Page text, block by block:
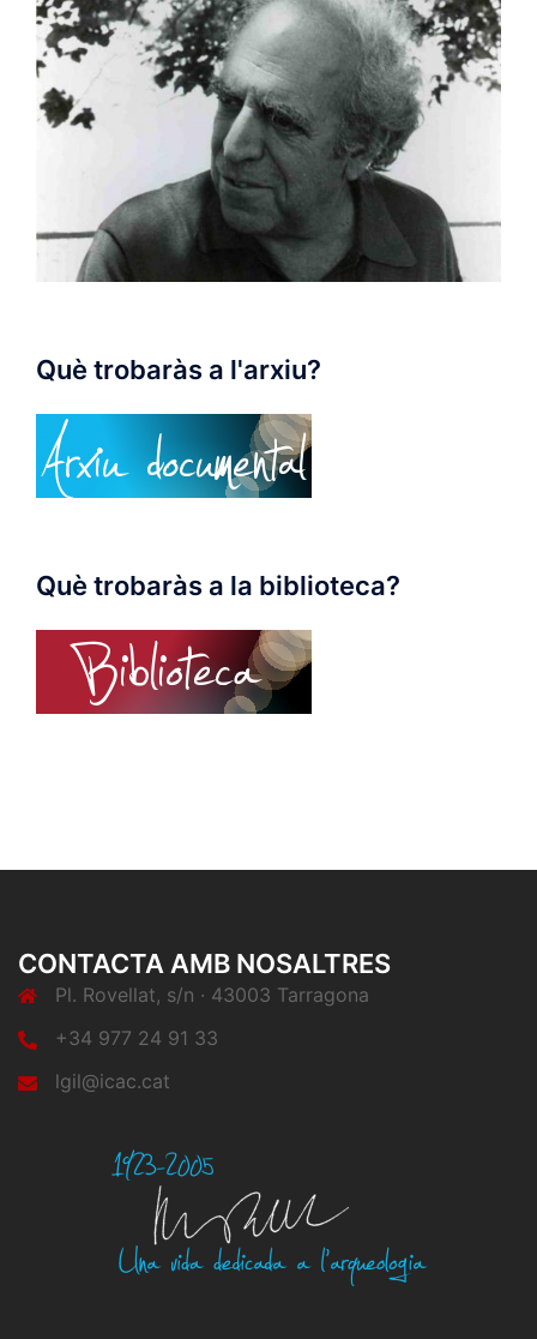
Què trobaràs a l'arxiu?
Què trobaràs a la biblioteca?
CONTACTA AMB NOSALTRES
Pl. Rovellat, s/n · 43003 Tarragona
+34 977 24 91 33
lgil@icac.cat